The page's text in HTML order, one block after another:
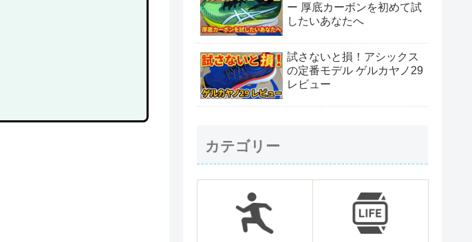
ー 厚底カーボンを初めて試
したいあなたへ
試さないと損！アシックス
の定番モデル ゲルカヤノ29
レビュー
カテゴリー